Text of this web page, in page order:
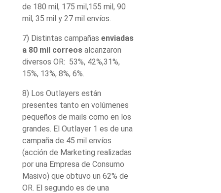
de 180 mil, 175 mil,155 mil, 90
mil, 35 mil y 27 mil envíos.
7) Distintas campañas enviadas
a 80 mil correos alcanzaron
diversos OR: 53%, 42%,31%,
15%, 13%, 8%, 6%.
8) Los Outlayers están
presentes tanto en volúmenes
pequeños de mails como en los
grandes. El Outlayer 1 es de una
campaña de 45 mil envíos
(acción de Marketing realizadas
por una Empresa de Consumo
Masivo) que obtuvo un 62% de
OR. El segundo es de una